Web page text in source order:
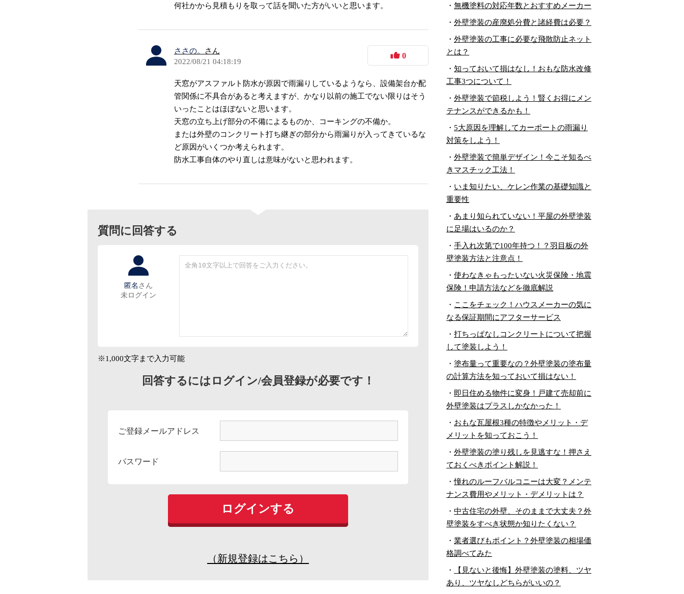
何社かから見積もりを取って話を聞いた方がいいと思います。
ささの。
さん
2022/08/21 04:18:19
0
天窓がアスファルト防水が原因で雨漏りしているようなら、設備架台か配
管関係に不具合があると考えますが、かなり以前の施工でない限りはそう
いったことはほぼないと思います。
天窓の立ち上げ部分の不備によるものか、コーキングの不備か。
または外壁のコンクリート打ち継ぎの部分から雨漏りが入ってきているな
ど原因がいくつか考えられます。
防水工事自体のやり直しは意味がないと思われます。
質問に回答する
匿名 さん
未ログイン
※1,000文字まで入力可能
回答するにはログイン/会員登録が必要です！
ご登録メールアドレス
パスワード
（新規登録はこちら）
・ 無機塗料の対応年数とおすすめメーカー
・ 外壁塗装の産廃処分費と諸経費は必要？
・ 外壁塗装の工事に必要な飛散防止ネット
とは？
・ 知っておいて損はなし！おもな防水改修
工事3つについて！
・ 外壁塗装で節税しよう！賢くお得にメン
テナンスができるかも！
・ 5大原因を理解してカーポートの雨漏り
対策をしよう！
・ 外壁塗装で簡単デザイン！今こそ知るべ
きマスチック工法！
・ いま知りたい、ケレン作業の基礎知識と
重要性
・ あまり知られていない！平屋の外壁塗装
に足場はいるのか？
・ 手入れ次第で100年持つ！？羽目板の外
壁塗装方法と注意点！
・ 使わなきゃもったいない火災保険・地震
保険！申請方法などを徹底解説
・ ここをチェック！ハウスメーカーの気に
なる保証期間にアフターサービス
・ 打ちっぱなしコンクリートについて把握
して塗装しよう！
・ 塗布量って重要なの？外壁塗装の塗布量
の計算方法を知っておいて損はない！
・ 即日住める物件に変身！戸建て売却前に
外壁塗装はプラスしかなかった！
・ おもな瓦屋根3種の特徴やメリット・デ
メリットを知っておこう！
・ 外壁塗装の塗り残しを見逃すな！押さえ
ておくべきポイント解説！
・憧れのルーフバルコニーは大変？メンテ
ナンス費用やメリット・デメリットは？
・ 中古住宅の外壁、そのままで大丈夫？外
壁塗装をすべき状態か知りたくない？
・ 業者選びもポイント？外壁塗装の相場価
格調べてみた
・
【見ないと後悔】外壁塗装の塗料、ツヤ
あり、ツヤなしどちらがいいの？